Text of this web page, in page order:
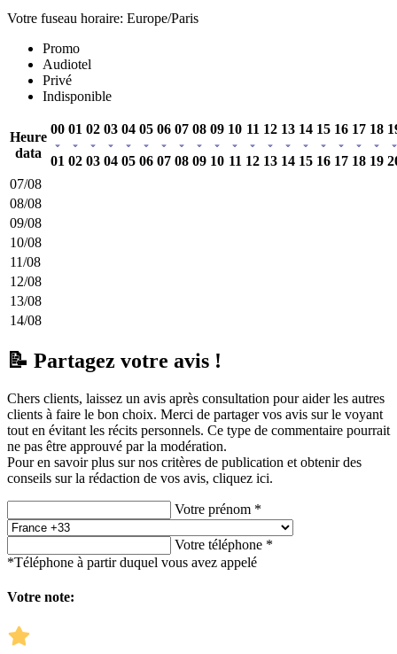
Votre fuseau horaire: Europe/Paris
Promo
Audiotel
Privé
Indisponible
Heure
data
00
01
01
02
02
03
03
04
04
05
05
06
06
07
07
08
08
09
09
10
10
11
11
12
12
13
13
14
14
15
15
16
16
17
17
18
18
19
07/08
08/08
09/08
10/08
11/08
12/08
13/08
14/08
📝 Partagez votre avis !
Chers clients, laissez un avis après consultation pour aider les autres
clients à faire le bon choix. Merci de partager vos avis sur le voyant
tout en évitant les récits personnels. Ce type de commentaire pourrait
ne pas être approuvé par la modération.
Pour en savoir plus sur nos critères de publication et obtenir des
conseils sur la rédaction de vos avis, cliquez ici.
Votre prénom *
Votre téléphone *
*Téléphone à partir duquel vous avez appelé
Votre note: